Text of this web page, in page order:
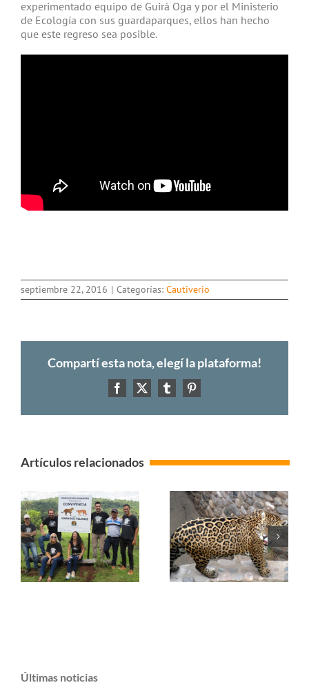
experimentado equipo de Guirá Oga y por el Ministerio
de Ecología con sus guardaparques, ellos han hecho
que este regreso sea posible.
septiembre 22, 2016 | Categorías: Cautiverio
Compartí esta nota, elegí la plataforma!
Facebook
X TumblrPinterest
Artículos relacionados
Últimas noticias